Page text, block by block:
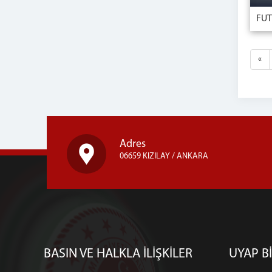
«
Adres
06659 KIZILAY / ANKARA
BASIN VE HALKLA İLİŞKİLER UYAP